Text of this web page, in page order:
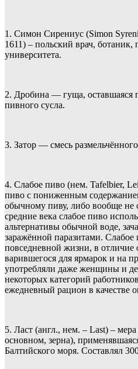
1. Симон Сирениус (Simon
1611) – польский врач, ботаник,
университета.
2. Дробина — гуща, оставшаяся
пивного сусла.
3. Затор — смесь
4. Слабое пиво (нем. Tafelbier,
пиво с пониженным
обычному пиву, либо вообще не
средние века слабое пиво
альтернативы обычной воде,
заражённой паразитами. Слабое
повседневной жизни, в отличие
варившегося для ярмарок и на
употребляли даже женщины и
некоторых категорий
ежедневный рацион в качестве
5. Ласт (англ., нем. – Last) –
основном, зерна),
Балтийского моря. Составлял